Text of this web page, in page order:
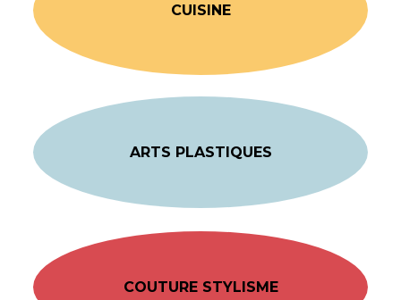
CUISINE
ARTS PLASTIQUES
COUTURE STYLISME